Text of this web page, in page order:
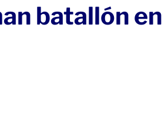
batallón en